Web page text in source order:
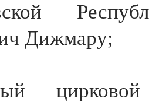
Дижмару;
цирковой